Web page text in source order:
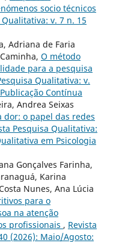
socio técnicos
v. 7 n. 15
Adriana de Faria
O método
para a pesquisa
Qualitativa: v.
Contínua
Andrea Seixas
dor: o papel das redes
Pesquisa Qualitativa:
em Psicologia
Gonçalves Farinha,
Karina
Nunes, Ana Lúcia
para o
na atenção
profissionais , Revista
(2026): Maio/Agosto: